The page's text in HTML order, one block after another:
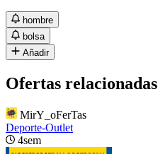
hombre
bolsa
Añadir
Ofertas relacionadas
MirY_oFerTas
Deporte-Outlet
4sem